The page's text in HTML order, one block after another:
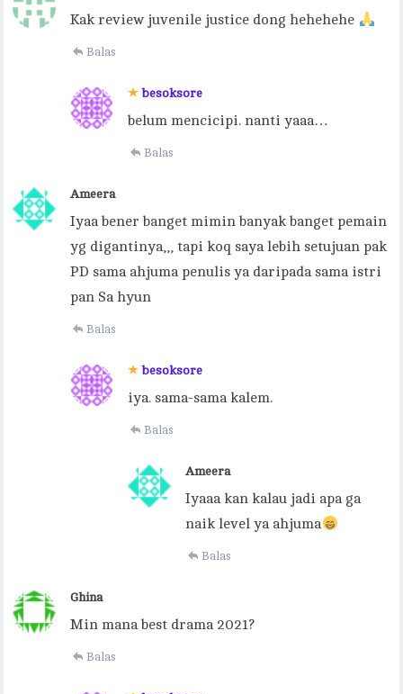
Kak review juvenile justice dong hehehehe
Balas
besoksore
belum mencicipi. nanti yaaa…
Balas
Ameera
Iyaa bener banget mimin banyak banget pemain
yg digantinya,,, tapi koq saya lebih setujuan pak
PD sama ahjuma penulis ya daripada sama istri
pan Sa hyun
Balas
besoksore
iya. sama-sama kalem.
Balas
Ameera
Iyaaa kan kalau jadi apa ga
naik level ya ahjuma
Balas
Ghina
Min mana best drama 2021?
Balas